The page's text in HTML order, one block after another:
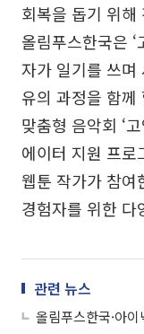
회복을 돕기 위해
올림푸스한국은
자가 일기를 쓰며
유의 과정을 함께
맞춤형 음악회 ‘
에이터 지원 프로
웹툰 작가가 참여
경험자를 위한 다
관련 뉴스